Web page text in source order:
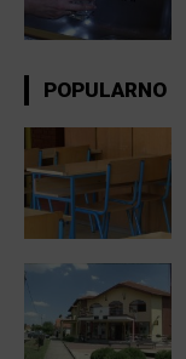
POPULARNO